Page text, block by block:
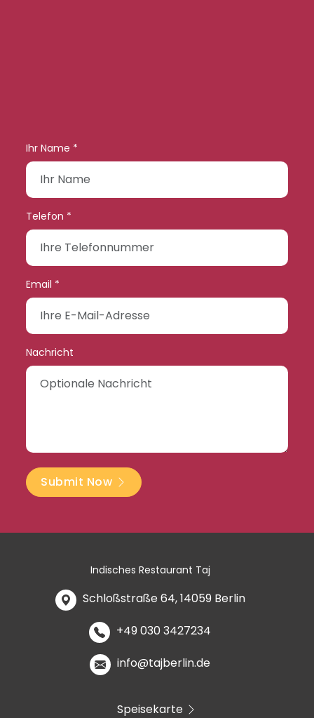
Ihr Name *
Telefon *
Email *
Nachricht
Submit Now
Indisches Restaurant Taj
Schloßstraße 64, 14059 Berlin
+49 030 3427234
info@tajberlin.de
Speisekarte